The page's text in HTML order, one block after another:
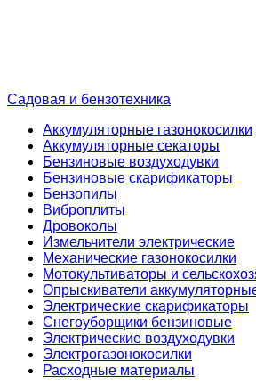
Садовая и бензотехника
Аккумуляторные газонокосилки
Аккумуляторные секаторы
Бензиновые воздуходувки
Бензиновые скарификаторы
Бензопилы
Виброплиты
Дровоколы
Измельчители электрические
Механические газонокосилки
Мотокультиваторы и
Опрыскиватели
Электрические скарификаторы
Снегоуборщики бензиновые
Электрические воздуходувки
Электрогазонокосилки
Расходные материалы